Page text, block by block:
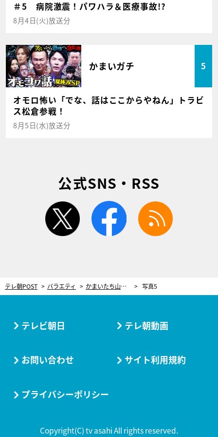
＃5 病院激震！パワハラ＆医療事故!?
8月4日(火)放送分
かまいガチ 5
オモロ怖い「でな、話はここからやねん」トラビ
ス松倉参戦！
8月5日(水)放送分
公式SNS・RSS
twitter facebook
テレ朝POST バラエティ かまいたち山内、ロケ中に“酒ガブ飲み”の先輩にツッコミ！「このあと、あのちゃんの番組に出るんでしょ？」 写真5
テレビ朝日 テレ朝動画
お問い合わせ サイト利用規約
プライバシーポリシー
Copyright(C) tv asahi All rights reserved.